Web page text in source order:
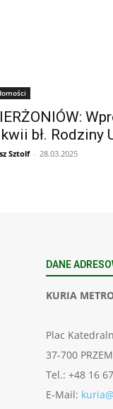
bł. Rodziny
Sztolf - 28.03.2025
DANE
KURIA
Plac
37-700
Tel.: +48 16
E-Mail: